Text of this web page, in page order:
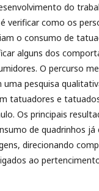
do
verificar como os
o consumo de
alguns dos
O percurso
pesquisa
tatuadores e
Os principais
de quadrinhos já
direcionando
ao